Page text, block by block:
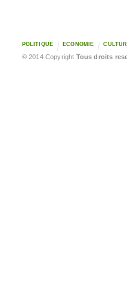
POLITIQUE ECONOMIE
© 2014 Copyright Tous droits